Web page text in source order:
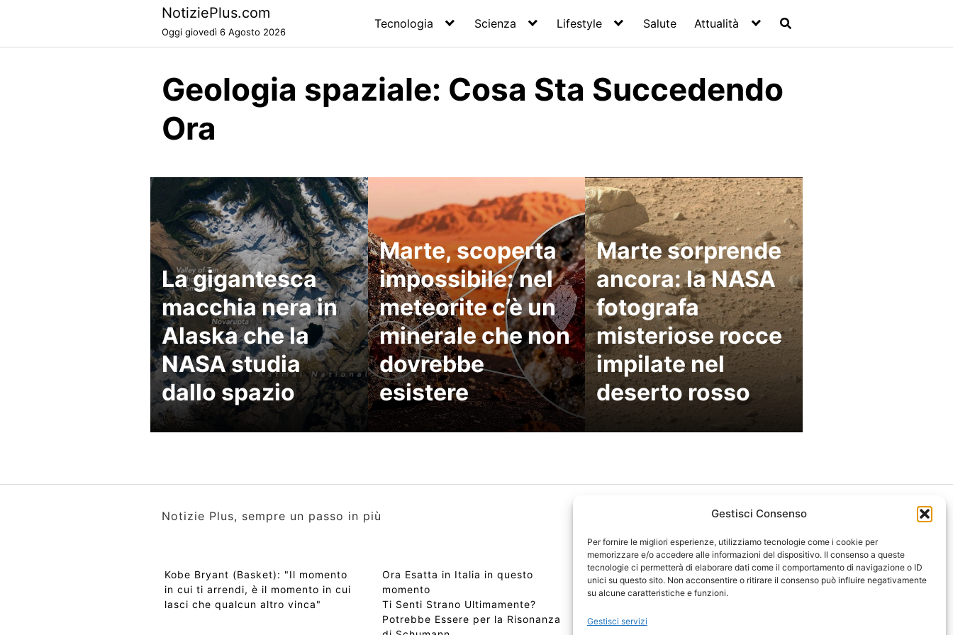
Gestisci Consenso
Per fornire le migliori esperienze, utilizziamo tecnologie come i cookie per
memorizzare e/o accedere alle informazioni del dispositivo. Il consenso a queste
tecnologie ci permetterà di elaborare dati come il comportamento di navigazione o ID
unici su questo sito. Non acconsentire o ritirare il consenso può influire negativamente
su alcune caratteristiche e funzioni.
Gestisci servizi
NotiziePlus.com
Oggi giovedì 6 Agosto 2026
Tecnologia Scienza Lifestyle Salute Attualità
Geologia spaziale: Cosa Sta Succedendo
Ora
La gigantesca
macchia nera in
Alaska che la
NASA studia
dallo spazio
Marte, scoperta
impossibile: nel
meteorite c’è un
minerale che non
dovrebbe
esistere
Marte sorprende
ancora: la NASA
fotografa
misteriose rocce
impilate nel
deserto rosso
Notizie Plus, sempre un passo in più
Kobe Bryant (Basket): "Il momento
in cui ti arrendi, è il momento in cui
lasci che qualcun altro vinca"
Ora Esatta in Italia in questo
momento
Ti Senti Strano Ultimamente?
Potrebbe Essere per la Risonanza
Copyright 2026 NotiziePlus.com
Edizioni Web4Star
📰 Contenuto Umano Verificato